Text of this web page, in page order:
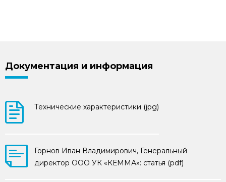
Документация и информация
Технические характеристики (jpg)
Горнов Иван Владимирович, Генеральный
директор ООО УК «КЕММА»: статья (pdf)